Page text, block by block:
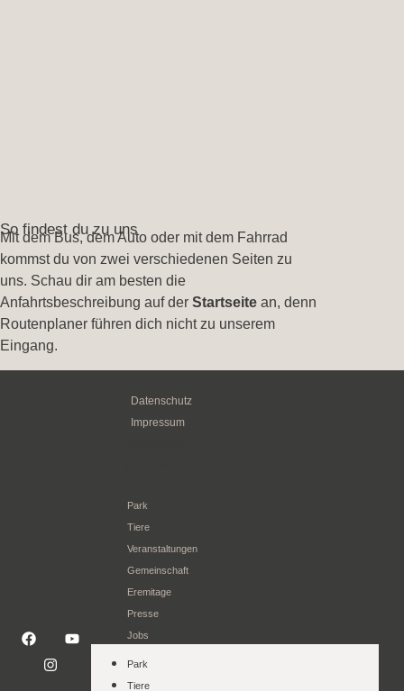
So findest du zu uns
Mit dem Bus, dem Auto oder mit dem Fahrrad
kommst du von zwei verschiedenen Seiten zu
uns. Schau dir am besten die
Anfahrtsbeschreibung auf der Startseite an, denn
Routenplaner führen dich nicht zu unserem
Eingang.
Park
Tiere
Veranstaltungen
Gemeinschaft
Eremitage
Presse
Jobs
Park
Tiere
Datenschutz
Impressum